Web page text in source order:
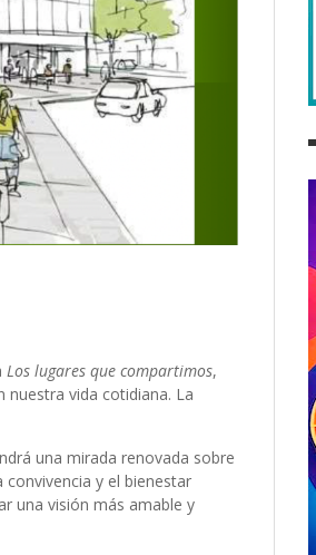
Los lugares que compartimos,
nuestra vida cotidiana. La
una mirada renovada sobre
y el bienestar
una visión más amable y